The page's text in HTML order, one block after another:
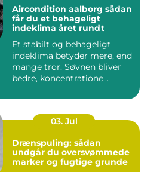
Aircondition aalborg sådan
får du et behageligt
indeklima året rundt
Et stabilt og behageligt
indeklima betyder mere, end
mange tror. Søvnen bliver
bedre, koncentratione...
03. Jul
Drænspuling: sådan
undgår du oversvømmede
marker og fugtige grunde